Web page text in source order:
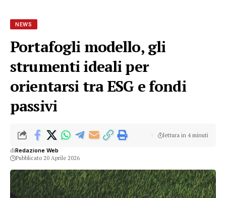
NEWS
Portafogli modello, gli
strumenti ideali per
orientarsi tra ESG e fondi
passivi
diRedazione Web
Pubblicato 20 Aprile 2026
lettura in 4 minuti